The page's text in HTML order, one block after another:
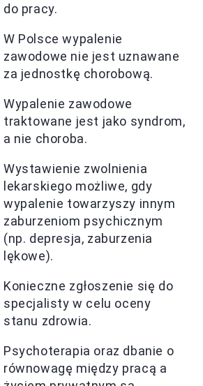
do pracy.
W Polsce wypalenie
zawodowe nie jest uznawane
za jednostkę chorobową.
Wypalenie zawodowe
traktowane jest jako syndrom,
a nie choroba.
Wystawienie zwolnienia
lekarskiego możliwe, gdy
wypalenie towarzyszy innym
zaburzeniom psychicznym
(np. depresja, zaburzenia
lękowe).
Konieczne zgłoszenie się do
specjalisty w celu oceny
stanu zdrowia.
Psychoterapia oraz dbanie o
równowagę między pracą a